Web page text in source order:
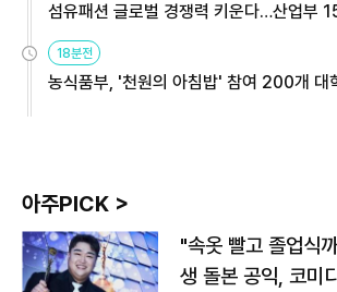
섬유패션 글로벌 경쟁력 키운다…산업부
원
18분전
농식품부, '천원의 아침밥' 참여 200개 대
아주PICK >
"속옷 빨고 졸업식
생 돌본 공익, 코미